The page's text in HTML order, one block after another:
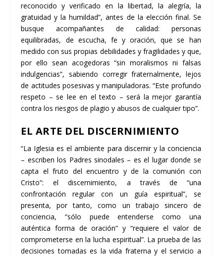
reconocido y verificado en la libertad, la alegría, la
gratuidad y la humildad”, antes de la elección final. Se
busque acompañantes de calidad: personas
equilibradas, de escucha, fe y oración, que se han
medido con sus propias debilidades y fragilidades y que,
por ello sean acogedoras “sin moralismos ni falsas
indulgencias”, sabiendo corregir fraternalmente, lejos
de actitudes posesivas y manipuladoras. “Este profundo
respeto – se lee en el texto – será la mejor garantía
contra los riesgos de plagio y abusos de cualquier tipo”.
EL ARTE DEL DISCERNIMIENTO
“La Iglesia es el ambiente para discernir y la conciencia
– escriben los Padres sinodales – es el lugar donde se
capta el fruto del encuentro y de la comunión con
Cristo”: el discernimiento, a través de “una
confrontación regular con un guía espiritual”, se
presenta, por tanto, como un trabajo sincero de
conciencia, “sólo puede entenderse como una
auténtica forma de oración” y “requiere el valor de
comprometerse en la lucha espiritual”. La prueba de las
decisiones tomadas es la vida fraterna y el servicio a